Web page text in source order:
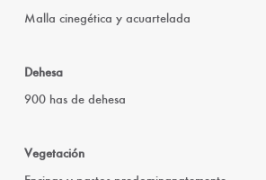
Malla cinegética y acuartelada
Dehesa
900 has de dehesa
Vegetación